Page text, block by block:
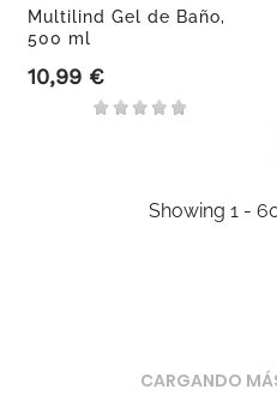
Multilind Gel de Baño,
500 ml
Precio
10,99 €
Showing 1 -
CARGANDO